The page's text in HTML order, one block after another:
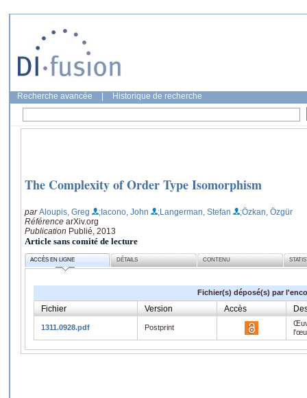
Recherche avancée Historique de recherche
The Complexity of Order Type Isomorphism
parAloupis, Greg ;Iacono, John ;Langerman, Stefan
;Özkan, Özgür
Référence arXiv.org
Publication Publié, 2013
Article sans comité de lecture
ACCÈS EN LIGNE DÉTAILS CONTENU
Fichier(s) déposé(s) par
Fichier Version Accès
1311.0928.pdf Postprint